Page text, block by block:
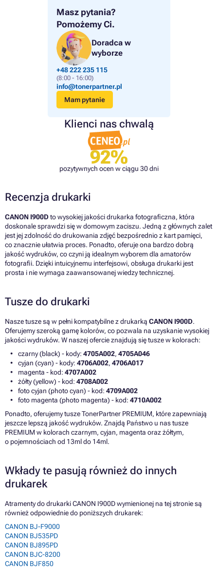
Masz pytania?
Pomożemy Ci.
Doradca w
wyborze
+48 222 235 115
(8:00 - 16:00)
info@tonerpartner.pl
Mam pytanie
Klienci nas chwalą
92%
pozytywnych ocen w ciągu 30 dni
Recenzja drukarki
CANON I900D to wysokiej jakości drukarka fotograficzna, która
doskonale sprawdzi się w domowym zaciszu. Jedną z głównych zalet
jest jej zdolność do drukowania zdjęć bezpośrednio z kart pamięci,
co znacznie ułatwia proces. Ponadto, oferuje ona bardzo dobrą
jakość wydruków, co czyni ją idealnym wyborem dla amatorów
fotografii. Dzięki intuicyjnemu interfejsowi, obsługa drukarki jest
prosta i nie wymaga zaawansowanej wiedzy technicznej.
Tusze do drukarki
Nasze tusze są w pełni kompatybilne z drukarką CANON I900D.
Oferujemy szeroką gamę kolorów, co pozwala na uzyskanie wysokiej
jakości wydruków. W naszej ofercie znajdują się tusze w kolorach:
czarny (black) - kody: 4705A002, 4705A046
cyjan (cyan) - kody: 4706A002, 4706A017
magenta - kod: 4707A002
żółty (yellow) - kod: 4708A002
foto cyjan (photo cyan) - kod: 4709A002
foto magenta (photo magenta) - kod: 4710A002
Ponadto, oferujemy tusze TonerPartner PREMIUM, które zapewniają
jeszcze lepszą jakość wydruków. Znajdą Państwo u nas tusze
PREMIUM w kolorach czarnym, cyjan, magenta oraz żółtym,
o pojemnościach od 13ml do 14ml.
Wkłady te pasują również do innych
drukarek
Atramenty do drukarki CANON I900D wymienionej na tej stronie są
również odpowiednie do poniższych drukarek:
CANON BJ-F9000
CANON BJ535PD
CANON BJ895PD
CANON BJC-8200
CANON BJF850